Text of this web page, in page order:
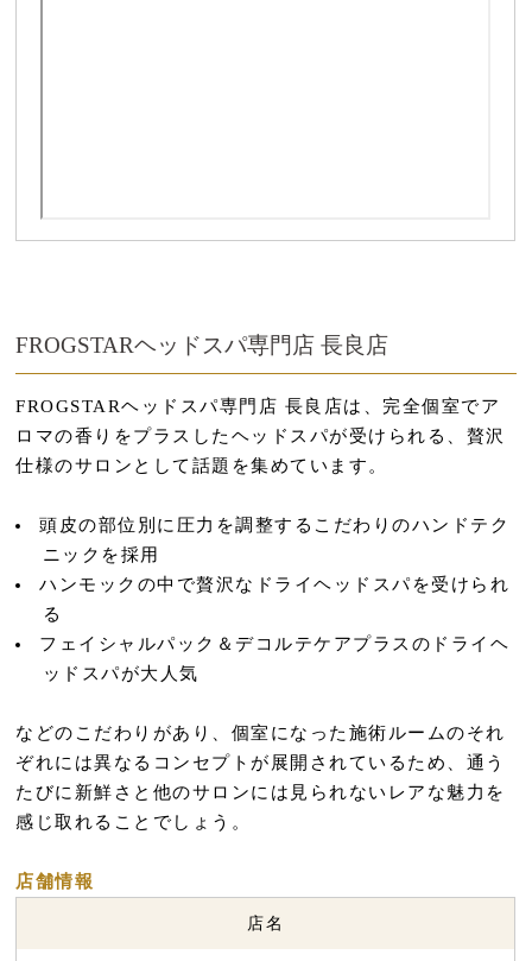
FROGSTARヘッドスパ専門店 長良店
FROGSTARヘッドスパ専門店 長良店は、完全個室でア
ロマの香りをプラスしたヘッドスパが受けられる、贅沢
仕様のサロンとして話題を集めています。
頭皮の部位別に圧力を調整するこだわりのハンドテク
ニックを採用
ハンモックの中で贅沢なドライヘッドスパを受けられ
る
フェイシャルパック＆デコルテケアプラスのドライヘ
ッドスパが大人気
などのこだわりがあり、個室になった施術ルームのそれ
ぞれには異なるコンセプトが展開されているため、通う
たびに新鮮さと他のサロンには見られないレアな魅力を
感じ取れることでしょう。
店舗情報
店名